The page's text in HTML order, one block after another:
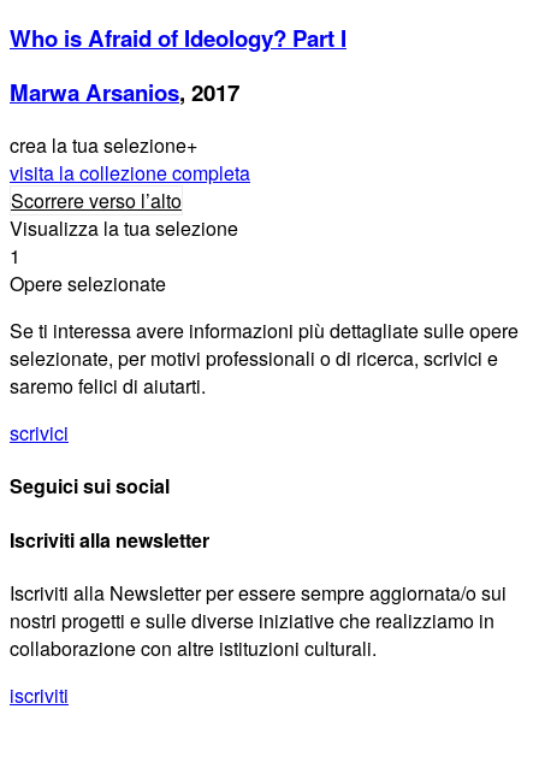
Who is Afraid of Ideology? Part I
Marwa Arsanios, 2017
crea la tua selezione+
visita la collezione completa
Scorrere verso l’alto
Visualizza la tua selezione
1
Opere selezionate
Se ti interessa avere informazioni più dettagliate sulle opere
selezionate, per motivi professionali o di ricerca, scrivici e
saremo felici di aiutarti.
scrivici
Seguici sui social
Iscriviti alla newsletter
Iscriviti alla Newsletter per essere sempre aggiornata/o sui
nostri progetti e sulle diverse iniziative che realizziamo in
collaborazione con altre istituzioni culturali.
iscriviti